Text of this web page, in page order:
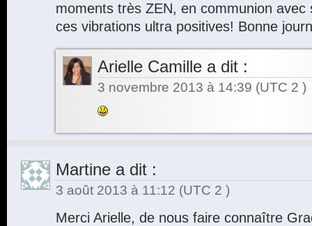
moments très ZEN, en communion avec
ces vibrations ultra positives! Bonne
Arielle Camille a dit :
3 novembre 2013 à 14:39 (UTC 2 )
Martine a dit :
3 août 2013 à 11:12 (UTC 2 )
Merci Arielle, de nous faire connaître